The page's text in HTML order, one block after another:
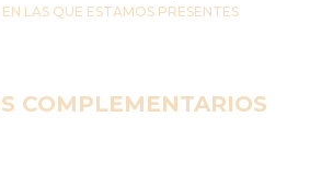
LAS QUE ESTAMOS PRESENTES
COMPLEMENTARIOS